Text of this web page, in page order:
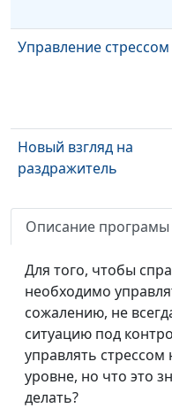
Управление стрессом
Новый взгляд на
раздражитель
управление стрессом
Стресс и способность
меняться
Описание програмы
Для того, чтобы
необходимо
сожалению, не
ситуацию под
управлять
уровне, но что это
делать?